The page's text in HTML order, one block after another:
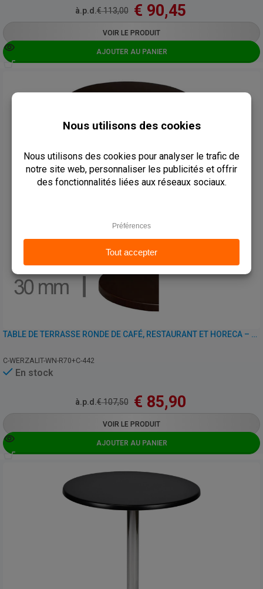
à.p.d.€113,00 € 90,45
VOIR LE PRODUIT
AJOUTER AU PANIER
TABLE DE TERRASSE RONDE DE CAFÉ, RESTAURANT ET HORECA – WERZALIT WENGÉ – 70 CM
C-WERZALIT-WN-R70+C-442
En stock
à.p.d.€107,50 € 85,90
VOIR LE PRODUIT
AJOUTER AU PANIER